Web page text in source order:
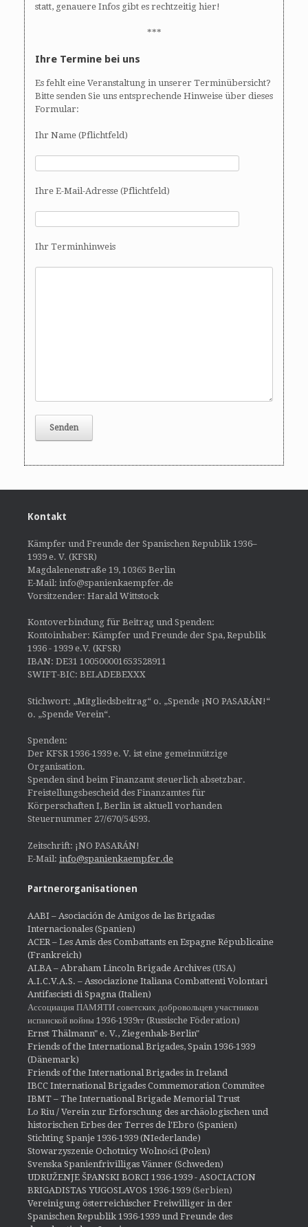
statt, genauere Infos gibt es rechtzeitig hier!
***
Ihre Termine bei uns
Es fehlt eine Veranstaltung in unserer Terminübersicht?
Bitte senden Sie uns entsprechende Hinweise über dieses
Formular:
Ihr Name (Pflichtfeld)
Ihre E-Mail-Adresse (Pflichtfeld)
Ihr Terminhinweis
Kontakt
Kämpfer und Freunde der Spanischen Republik 1936–
1939 e. V. (KFSR)
Magdalenenstraße 19, 10365 Berlin
E-Mail: info@spanienkaempfer.de
Vorsitzender: Harald Wittstock
Kontoverbindung für Beitrag und Spenden:
Kontoinhaber: Kämpfer und Freunde der Spa, Republik
1936 - 1939 e.V. (KFSR)
IBAN: DE31 100500001653528911
SWIFT-BIC: BELADEBEXXX
Stichwort: „Mitgliedsbeitrag“ o. „Spende ¡NO PASARÁN!“
o. „Spende Verein“.
Spenden:
Der KFSR 1936-1939 e. V. ist eine gemeinnützige
Organisation.
Spenden sind beim Finanzamt steuerlich absetzbar.
Freistellungsbescheid des Finanzamtes für
Körperschaften I, Berlin ist aktuell vorhanden
Steuernummer 27/670/54593.
Zeitschrift: ¡NO PASARÁN!
E-Mail: info@spanienkaempfer.de
Partnerorganisationen
AABI – Asociación de Amigos de las Brigadas
Internacionales (Spanien)
ACER – Les Amis des Combattants en Espagne Républicaine
(Frankreich)
ALBA – Abraham Lincoln Brigade Archives (USA)
A.I.C.V.A.S. – Associazione Italiana Combattenti Volontari
Antifascisti di Spagna (Italien)
Ассоциация ПАМЯТИ советских добровольцев участников
испанской войны 1936-1939гг (Russische Föderation)
Ernst Thälmann" e. V., Ziegenhals-Berlin"
Friends of the International Brigades, Spain 1936-1939
(Dänemark)
Friends of the International Brigades in Ireland
IBCC International Brigades Commemoration Commitee
IBMT – The International Brigade Memorial Trust
Lo Riu / Verein zur Erforschung des archäologischen und
historischen Erbes der Terres de l'Ebro (Spanien)
Stichting Spanje 1936-1939 (NIederlande)
Stowarzyszenie Ochotnicy Wolności (Polen)
Svenska Spanienfrivilligas Vänner (Schweden)
UDRUŽENJE ŠPANSKI BORCI 1936-1939 - ASOCIACION
BRIGADISTAS YUGOSLAVOS 1936-1939 (Serbien)
Vereinigung österreichischer Freiwilliger in der
Spanischen Republik 1936-1939 und Freunde des